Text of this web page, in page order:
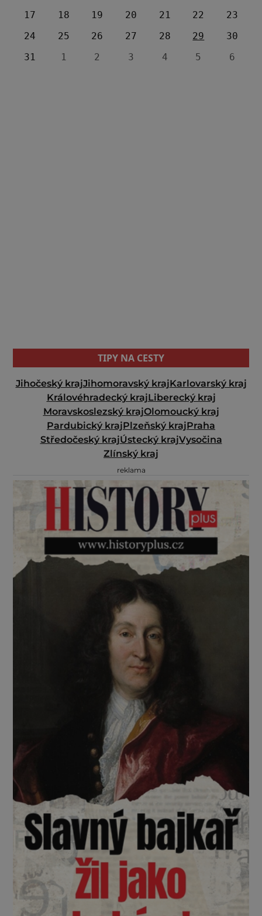
17
18 19 20 21 22
23
24
25 26 27 28 29
30
31
1 2 3 4 5 6
TIPY NA CESTY
Jihočeský krajJihomoravský krajKarlovarský kraj
Královéhradecký krajLiberecký kraj
Moravskoslezský krajOlomoucký kraj
Pardubický krajPlzeňský krajPraha
Středočeský krajÚstecký krajVysočina
Zlínský kraj
reklama